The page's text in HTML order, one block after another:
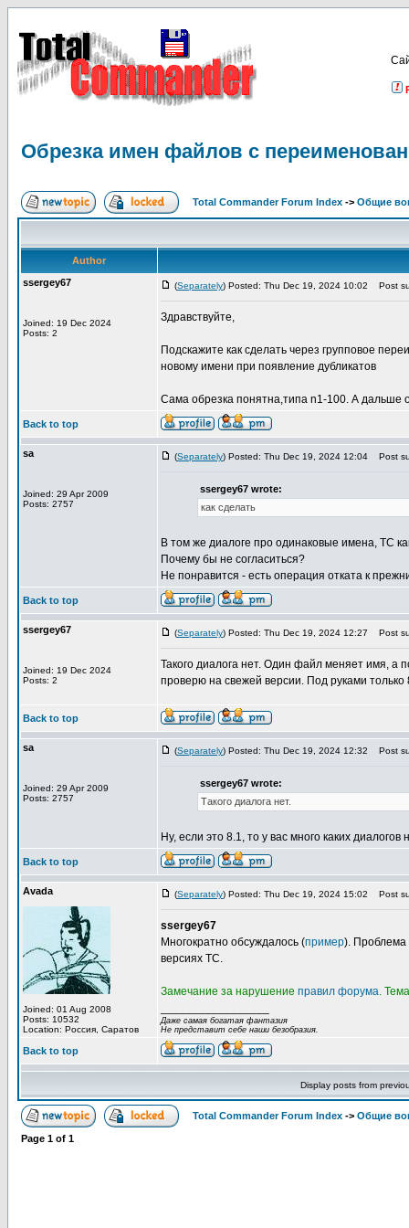
Обрезка имен файлов с
Total Commander Forum Index -> Общие
Author
ssergey67
Joined: 19 Dec 2024
Posts: 2
(Separately) Posted: Thu Dec 19, 2024 10:02 Post
Здравствуйте,
Подскажите как сделать через групповое
новому имени при появление дубликатов
Сама обрезка понятна,типа n1-100. А дальше
Back to top
sa
Joined: 29 Apr 2009
Posts: 2757
(Separately) Posted: Thu Dec 19, 2024 12:04 Post
ssergey67 wrote:
как сделать
В том же диалоге про одинаковые имена, TC
Почему бы не согласиться?
Не понравится - есть операция отката к
Back to top
ssergey67
Joined: 19 Dec 2024
Posts: 2
(Separately) Posted: Thu Dec 19, 2024 12:27 Post
Такого диалога нет. Один файл меняет имя,
проверю на свежей версии. Под руками только
Back to top
sa
Joined: 29 Apr 2009
Posts: 2757
(Separately) Posted: Thu Dec 19, 2024 12:32 Post
ssergey67 wrote:
Такого диалога нет.
Ну, если это 8.1, то у вас много каких диалогов
Back to top
Avada
Joined: 01 Aug 2008
Posts: 10532
Location: Россия, Саратов
(Separately) Posted: Thu Dec 19, 2024 15:02 Post
ssergey67
Многократно обсуждалось (пример). Проблема
версиях TC.
Замечание за нарушение правил форума.
Даже самая богатая фантазия
Не представит себе наши безобразия.
Back to top
Display posts from
Total Commander Forum Index -> Общие
Page 1 of 1